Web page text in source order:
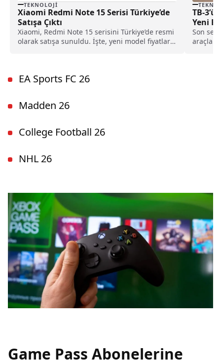
TEKNOLOJI
Xiaomi Redmi Note 15 Serisi Türkiye’de
Satışa Çıktı
Xiaomi, Redmi Note 15 serisini Türkiye’de resmi
olarak satışa sunuldu. İşte, yeni model fiyatları
TB-
Yeni
Son
EA Sports FC 26
Madden 26
College Football 26
NHL 26
Game Pass Abonelerine